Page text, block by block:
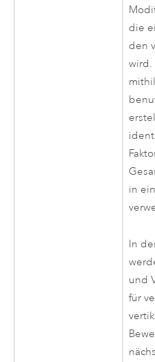
die
den
wird.
in
In
und
für